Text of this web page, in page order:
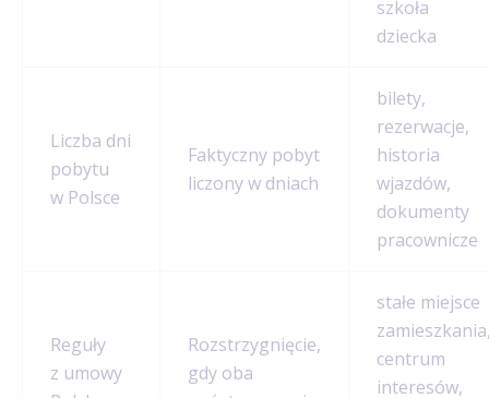
szkoła
dziecka
Liczba dni
pobytu
w Polsce
Faktyczny pobyt
liczony w dniach
bilety,
rezerwacje,
historia
wjazdów,
dokumenty
pracownicze
Reguły
z umowy
Rozstrzygnięcie,
gdy oba
stałe miejsce
centrum
interesów,